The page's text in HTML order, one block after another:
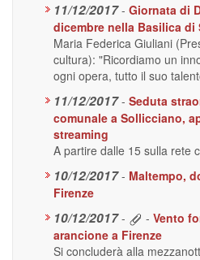
11/12/2017 - Giornata di
dicembre nella Basilica di
Maria Federica Giuliani
cultura): "Ricordiamo un
ogni opera, tutto il suo
11/12/2017 - Seduta
comunale a Sollicciano,
streaming
A partire dalle 15 sulla rete
10/12/2017 - Maltempo,
Firenze
10/12/2017 - - Vento
arancione a Firenze
Si concluderà alla